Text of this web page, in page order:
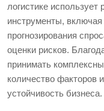
логистике
инструменты,
прогнозирования
оценки рисков.
принимать
количество факторов
устойчивость бизнеса.